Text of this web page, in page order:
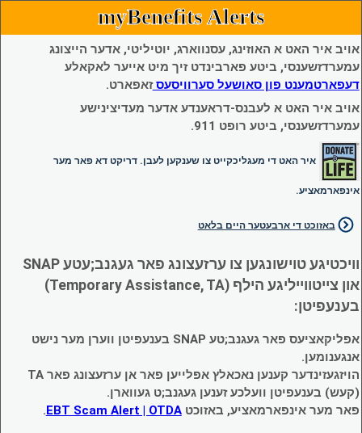
myBenefits Alerts
אויב איר האט א האוזינג, עסנווארג, יוטיליטי, אדער הייצונג
עמערדזשענסי, ביטע פארבינדט זיך מיט אייער לאקאלע
דעפארטמענט פון סאושעל סערוויסעסזאפארט.
אויב איר האט א לעבנס-דראענדע אדער מעדיצינישע
עמערדזשענסי, ביטע רופט 911.
איר האט די מעגליכקייט צו שענקען לעבן. דריקט דא פאר מער
אינפארמאציע.
באזוכט די ארבעטער היים בלאט
וויכטיגע טוישונגען צו ערזעצונג פאר געגנב;עטע SNAP
און צייטווייליגע הילף (Temporary Assistance, TA)
בענעפיטן:
אפליקאציעס פאר געגנב;טע SNAP בענעפיטן ווערן מער נישט
אנגענומען.
הויזגעזינדער קענען נאכאלץ אפּלייען פאר אן ערזעצונג פאר TA
(קעש) בענעפיטן וועלכע זענען געגנב;ט געווארן.
פאר מער אינפארמאציע, באזוכטEBT Scam Alert | OTDA
.